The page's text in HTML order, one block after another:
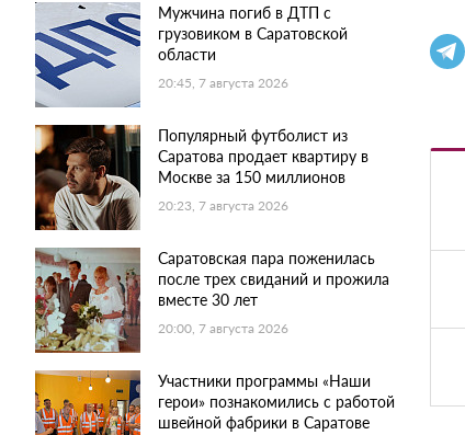
Мужчина погиб в ДТП с
грузовиком в Саратовской
области
20:45, 7 августа 2026
Популярный футболист из
Саратова продает квартиру в
Москве за 150 миллионов
20:23, 7 августа 2026
Саратовская пара поженилась
после трех свиданий и прожила
вместе 30 лет
20:00, 7 августа 2026
Участники программы «Наши
герои» познакомились с работой
швейной фабрики в Саратове